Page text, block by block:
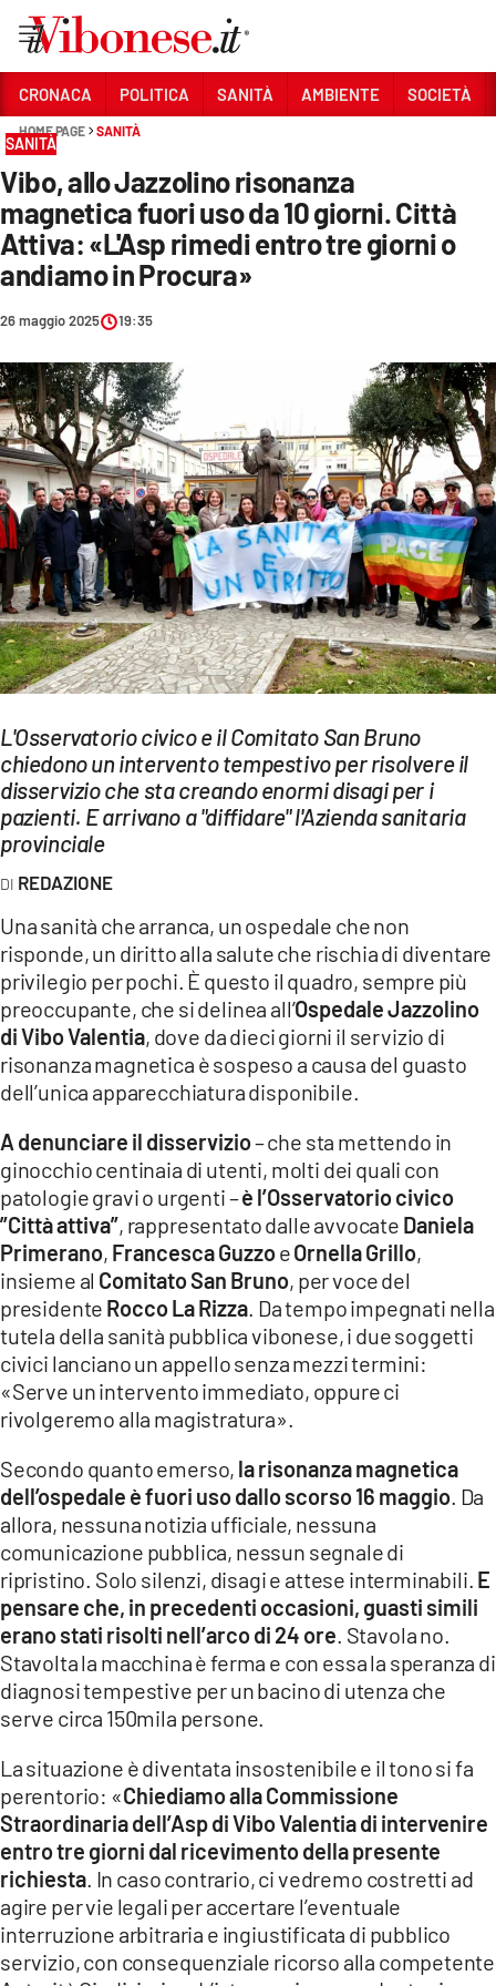
Sezioni
CRONACA
POLITICA
SANITÀ
AMBIENTE
SOCIETÀ
CULTURA
ECONOMIA E LAVORO
EVENTI
SPORT
Streaming
LAC TV
LAC ONAIR
LaC
Network
LACPLAY.IT
LACTV.IT
LACONAIR.IT
LACITYMAG.IT
ILREGGINO.IT
ILVIBONESE.IT
CATANZAROCHANNEL.IT
LACAPITALENEWS.IT
App
ANDROID
APPLE
CRONACA POLITICA SANITÀ AMBIENTE SOCIETÀ
HOME PAGE SANITÀ
SANITÀ
Vibo, allo Jazzolino risonanza
magnetica fuori uso da 10 giorni. Città
Attiva: «L'Asp rimedi entro tre giorni o
andiamo in Procura»
26 maggio 2025 19:35
L'Osservatorio civico e il Comitato San Bruno
chiedono un intervento tempestivo per risolvere il
disservizio che sta creando enormi disagi per i
pazienti. E arrivano a "diffidare" l'Azienda sanitaria
provinciale
REDAZIONE
Una sanità che arranca, un ospedale che non
risponde, un diritto alla salute che rischia di diventare
privilegio per pochi. È questo il quadro, sempre più
preoccupante, che si delinea all’Ospedale Jazzolino
di Vibo Valentia, dove da dieci giorni il servizio di
risonanza magnetica è sospeso a causa del guasto
dell’unica apparecchiatura disponibile.
A denunciare il disservizio– che sta mettendo in
ginocchio centinaia di utenti, molti dei quali con
patologie gravi o urgenti –è l’Osservatorio civico
”Città attiva”, rappresentato dalle avvocate Daniela
Primerano, Francesca GuzzoeOrnella Grillo,
insieme al Comitato San Bruno, per voce del
presidente Rocco La Rizza . Da tempo impegnati nella
tutela della sanità pubblica vibonese, i due soggetti
civici lanciano un appello senza mezzi termini:
«Serve un intervento immediato, oppure ci
rivolgeremo alla magistratura».
Secondo quanto emerso, la risonanza magnetica
dell’ospedale è fuori uso dallo scorso 16 maggio . Da
allora, nessuna notizia ufficiale, nessuna
comunicazione pubblica, nessun segnale di
ripristino. Solo silenzi, disagi e attese interminabili. E
pensare che, in precedenti occasioni, guasti simili
erano stati risolti nell’arco di 24 ore . Stavola no.
Stavolta la macchina è ferma e con essa la speranza di
diagnosi tempestive per un bacino di utenza che
serve circa 150mila persone.
La situazione è diventata insostenibile e il tono si fa
perentorio: «Chiediamo alla Commissione
Straordinaria dell’Asp di Vibo Valentia di intervenire
entro tre giorni dal ricevimento della presente
richiesta . In caso contrario, ci vedremo costretti ad
agire per vie legali per accertare l’eventuale
interruzione arbitraria e ingiustificata di pubblico
servizio, con consequenziale ricorso alla competente